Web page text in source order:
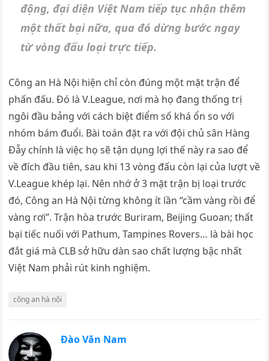
động, đại diện Việt Nam tiếp tục nhận thêm
một thất bại nữa, qua đó dừng bước ngay
từ vòng đấu loại trực tiếp.
Công an Hà Nội hiện chỉ còn đúng một mặt trận để
phấn đấu. Đó là V.League, nơi mà họ đang thống trị
ngôi đầu bảng với cách biệt điểm số khá ổn so với
nhóm bám đuổi. Bài toán đặt ra với đội chủ sân Hàng
Đẫy chính là việc họ sẽ tận dụng lợi thế này ra sao để
về đích đầu tiên, sau khi 13 vòng đấu còn lại của lượt về
V.League khép lại. Nên nhớ ở 3 mặt trận bị loại trước
đó, Công an Hà Nội từng không ít lần “cầm vàng rồi để
vàng rơi”. Trận hòa trước Buriram, Beijing Guoan; thất
bại tiếc nuối với Pathum, Tampines Rovers… là bài học
đắt giá mà CLB sở hữu dàn sao chất lượng bậc nhất
Việt Nam phải rút kinh nghiệm.
công an hà nội
Đào Văn Nam